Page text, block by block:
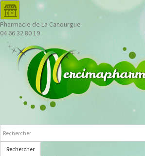
Pharmacie de La Canourgue
04 66 32 80 19
Rechercher